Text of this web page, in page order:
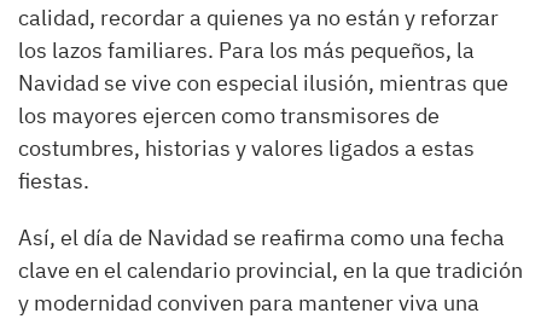
calidad, recordar a quienes ya no están y reforzar
los lazos familiares. Para los más pequeños, la
Navidad se vive con especial ilusión, mientras que
los mayores ejercen como transmisores de
costumbres, historias y valores ligados a estas
fiestas.
Así, el día de Navidad se reafirma como una fecha
clave en el calendario provincial, en la que tradición
y modernidad conviven para mantener viva una